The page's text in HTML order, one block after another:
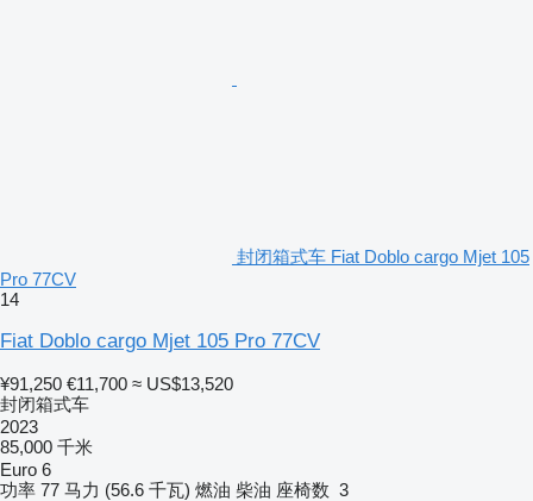
封闭箱式车 Fiat Doblo cargo Mjet 105
Pro 77CV
14
Fiat Doblo cargo Mjet 105 Pro 77CV
¥91,250 €11,700 ≈ US$13,520
封闭箱式车
2023
85,000 千米
Euro 6
功率 77 马力 (56.6 千瓦) 燃油 柴油 座椅数 3